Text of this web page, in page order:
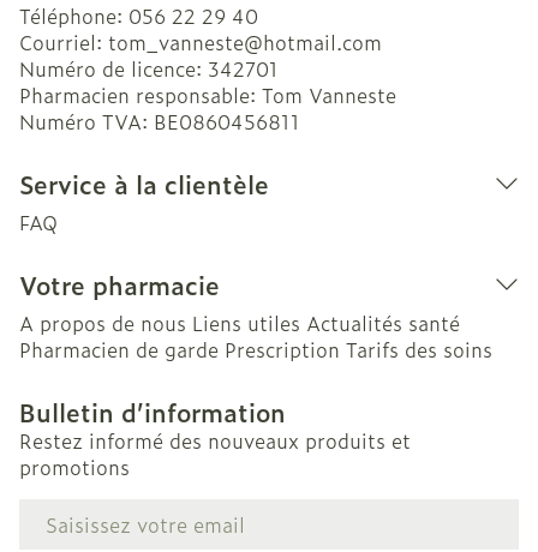
Téléphone: 056 22 29 40
Courriel: tom_vanneste@hotmail.com
Numéro de licence: 342701
Pharmacien responsable: Tom Vanneste
Numéro TVA: BE0860456811
Service à la clientèle
FAQ
Votre pharmacie
A propos de nous Liens utiles Actualités santé
Pharmacien de garde Prescription Tarifs des soins
Bulletin d’information
Restez informé des nouveaux produits et
promotions
Adresse mail